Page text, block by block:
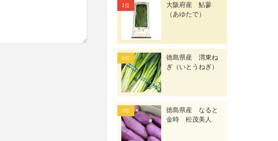
大阪府産 鮎蓼
（あゆたで）
徳島県産 渭東ね
ぎ（いとうねぎ）
徳島県産 なると
金時 松茂美人